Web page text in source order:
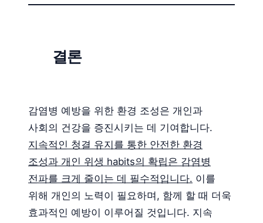
결론
감염병 예방을 위한 환경 조성은 개인과
사회의 건강을 증진시키는 데 기여합니다.
지속적인 청결 유지를 통한 안전한 환경
조성과 개인 위생 habits의 확립은 감염병
전파를 크게 줄이는 데 필수적입니다. 이를
위해 개인의 노력이 필요하며, 함께 할 때 더욱
효과적인 예방이 이루어질 것입니다. 지속